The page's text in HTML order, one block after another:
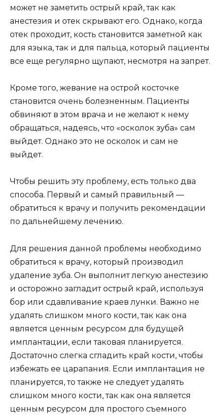
может не заметить острый край, так как
анестезия и отек скрывают его. Однако, когда
отек проходит, кость становится заметной как
для языка, так и для пальца, который пациенты
все еще регулярно щупают, несмотря на запрет.
Кроме того, жевание на острой косточке
становится очень болезненным. Пациенты
обвиняют в этом врача и не желают к нему
обращаться, надеясь, что «осколок зуба» сам
выйдет. Однако это не осколок и сам не
выйдет.
Чтобы решить эту проблему, есть только два
способа. Первый и самый правильный —
обратиться к врачу и получить рекомендации
по дальнейшему лечению.
Для решения данной проблемы необходимо
обратиться к врачу, который производил
удаление зуба. Он выполнит легкую анестезию
и осторожно загладит острый край, используя
бор или сдавливание краев лунки. Важно не
удалять слишком много кости, так как она
является ценным ресурсом для будущей
имплантации, если таковая планируется.
Достаточно слегка сгладить край кости, чтобы
избежать ее царапания. Если имплантация не
планируется, то также не следует удалять
слишком много кости, так как она является
ценным ресурсом для простого съемного